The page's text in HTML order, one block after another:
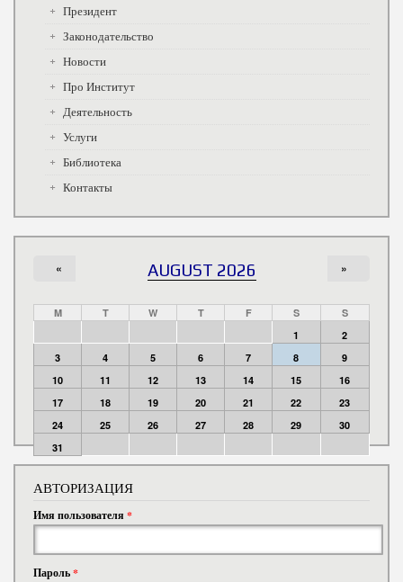
Президент
Законодательство
Новости
Про Институт
Деятельность
Услуги
Библиотека
Контакты
AUGUST 2026
« »
M T W T F S
S
1
2
3
4 5 6 7 8
9
10
11 12 13 14 15
16
17
18 19 20 21 22
23
24
25 26 27 28 29
30
31
АВТОРИЗАЦИЯ
Имя пользователя *
Пароль*